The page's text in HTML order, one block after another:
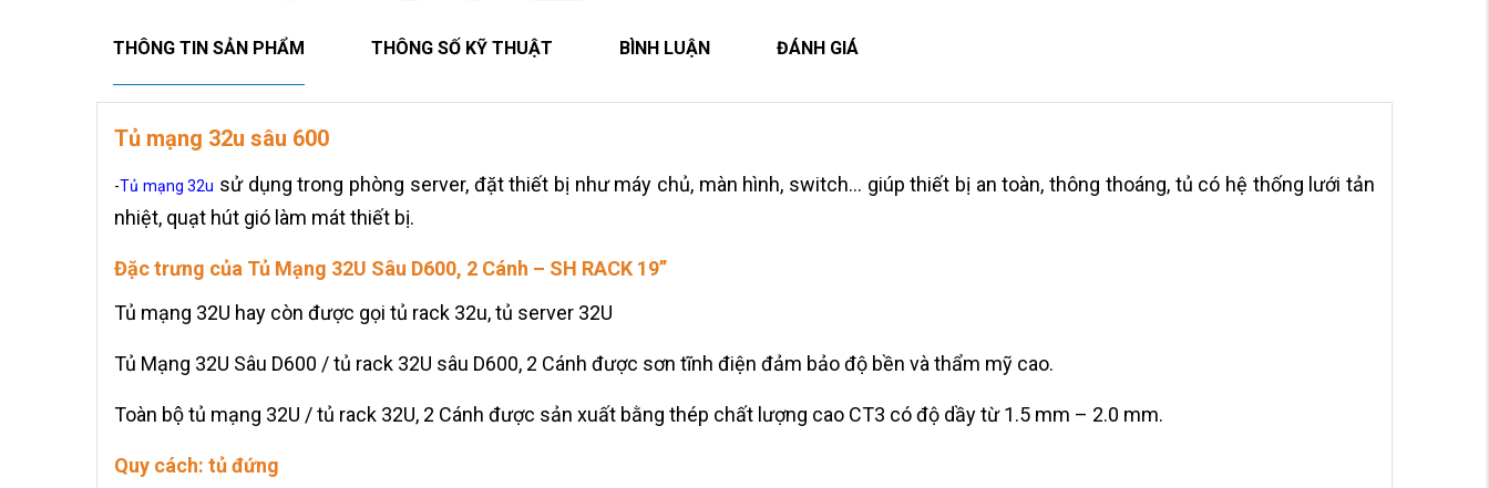
THÔNG TIN SẢN PHẨM THÔNG SỐ KỸ THUẬT BÌNH LUẬN ĐÁNH GIÁ
Tủ mạng 32u sâu 600
-Tủ mạng 32u sử dụng trong phòng server, đặt thiết bị như máy chủ, màn hình, switch… giúp thiết bị an toàn, thông thoáng, tủ có hệ thống lưới tản
nhiệt, quạt hút gió làm mát thiết bị.
Đặc trưng của Tủ Mạng 32U Sâu D600, 2 Cánh – SH RACK 19’’
Tủ mạng 32U hay còn được gọi tủ rack 32u, tủ server 32U
Tủ Mạng 32U Sâu D600 / tủ rack 32U sâu D600, 2 Cánh được sơn tĩnh điện đảm bảo độ bền và thẩm mỹ cao.
Toàn bộ tủ mạng 32U / tủ rack 32U, 2 Cánh được sản xuất bằng thép chất lượng cao CT3 có độ dầy từ 1.5 mm – 2.0 mm.
Quy cách: tủ đứng